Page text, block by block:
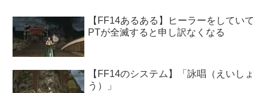
【FF14あるある】ヒーラーをしていて
PTが全滅すると申し訳なくなる
【FF14のシステム】「詠唱（えいしょ
う）」